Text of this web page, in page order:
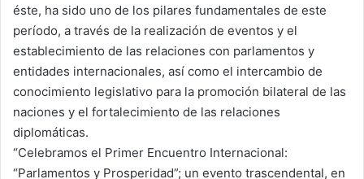
éste, ha sido uno de los pilares fundamentales de este
período, a través de la realización de eventos y el
establecimiento de las relaciones con parlamentos y
entidades internacionales, así como el intercambio de
conocimiento legislativo para la promoción bilateral de las
naciones y el fortalecimiento de las relaciones
diplomáticas.
“Celebramos el Primer Encuentro Internacional:
“Parlamentos y Prosperidad”; un evento trascendental, en